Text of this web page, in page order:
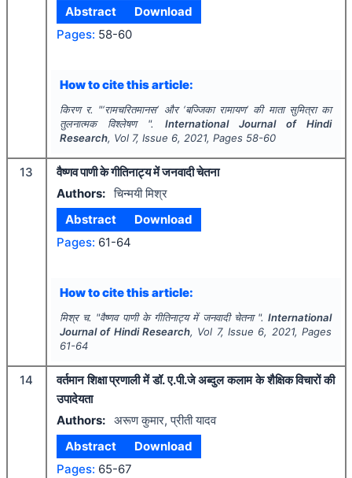
Abstract
Download
Pages: 58-60
How to cite this article:
किरण र. "‘रामचरितमानस‘ और ‘बज्जिका रामायण‘ की माता सुमित्रा का
तुलनात्मक विश्लेषण ". International Journal of Hindi
Research, Vol 7, Issue 6, 2021, Pages 58-60
13
वैष्णव पाणी के गीतिनाट्य में जनवादी चेतना
Authors: चिन्मयी मिश्र
Abstract
Download
Pages: 61-64
How to cite this article:
मिश्र च. "वैष्णव पाणी के गीतिनाट्य में जनवादी चेतना ".International
Journal of Hindi Research, Vol 7, Issue 6, 2021, Pages
61-64
14
वर्तमान शिक्षा प्रणाली में डॉ. ए.पी.जे अब्दुल कलाम के शैक्षिक विचारों की
उपादेयता
Authors: अरूण कुमार, प्रीती यादव
Abstract
Download
Pages: 65-67